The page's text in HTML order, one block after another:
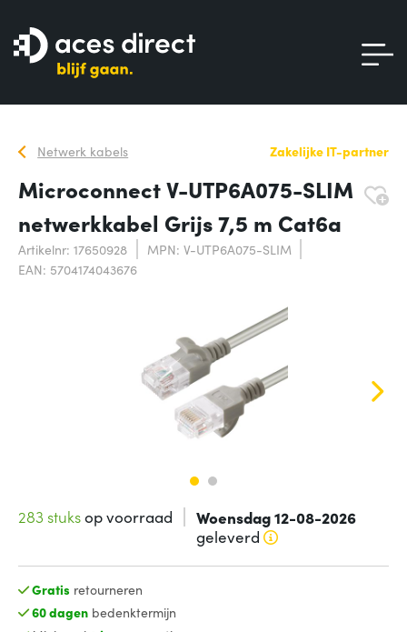
Netwerk kabels Zakelijke IT-partner
Microconnect V-UTP6A075-SLIM
netwerkkabel Grijs 7,5 m Cat6a
Artikelnr: 17650928
MPN: V-UTP6A075-SLIM
EAN: 5704174043676
283 stuksop voorraad Woensdag 12-08-2026
geleverd
Gratis retourneren
60 dagenbedenktermijn